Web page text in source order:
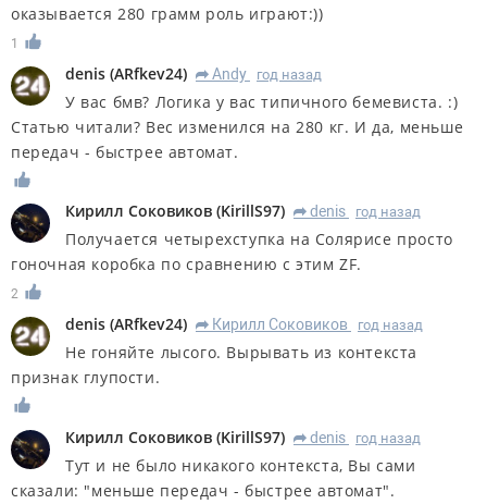
оказывается 280 грамм роль играют:))
1
denis (ARfkev24) R Andy год назад
У вас бмв? Логика у вас типичного бемевиста. :)
Статью читали? Вес изменился на 280 кг. И да, меньше
передач - быстрее автомат.
Кирилл Соковиков (KirillS97) R denis год назад
Получается четырехступка на Солярисе просто
гоночная коробка по сравнению с этим ZF.
2
denis (ARfkev24) R Кирилл Соковиков год назад
Не гоняйте лысого. Вырывать из контекста
признак глупости.
Кирилл Соковиков (KirillS97) R denis год назад
Тут и не было никакого контекста, Вы сами
сказали: "меньше передач - быстрее автомат".